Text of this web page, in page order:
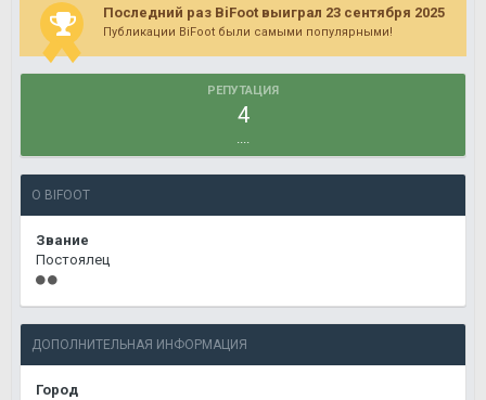
Последний раз BiFoot выиграл 23 сентября 2025
Публикации BiFoot были самыми популярными!
РЕПУТАЦИЯ
4
....
О BIFOOT
Звание
Постоялец
ДОПОЛНИТЕЛЬНАЯ ИНФОРМАЦИЯ
Город